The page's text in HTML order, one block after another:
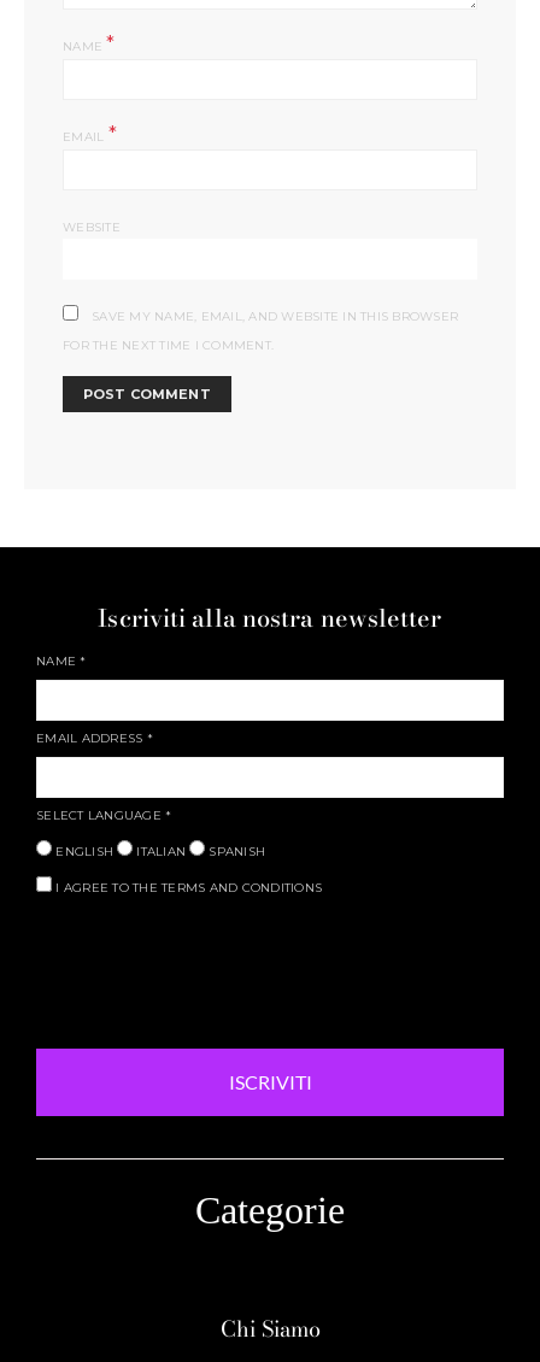
NAME*
EMAIL *
WEBSITE
SAVE MY NAME, EMAIL, AND WEBSITE IN THIS BROWSER
FOR THE NEXT TIME I COMMENT.
Iscriviti alla nostra newsletter
NAME*
EMAIL ADDRESS *
SELECT LANGUAGE *
ENGLISH ITALIAN SPANISH
I AGREE TO THE TERMS AND CONDITIONS
ISCRIVITI
Categorie
Chi Siamo